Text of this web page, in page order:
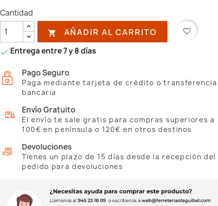
Cantidad
 AÑADIR AL CARRITO favorite_border
 Entrega entre 7 y 8 días
Pago Seguro
Paga mediante tarjeta de crédito o transferencia
bancaria
Envío Gratuito
El envío te sale gratis para compras superiores a
100€ en península o 120€ en otros destinos
Devoluciones
Tienes un plazo de 15 días desde la recepción del
pedido para devoluciones